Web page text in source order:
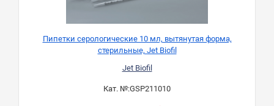
Пипетки серологические 10 мл, вытянутая форма,
стерильные, Jet Biofil
Jet Biofil
Кат. №:GSP211010